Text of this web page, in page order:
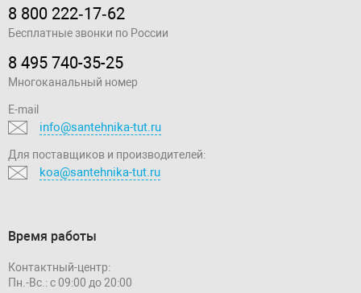
8 800 222‑17‑62
Бесплатные звонки по России
8 495 740-35-25
Многоканальный номер
E-mail
info@santehnika-tut.ru
Для поставщиков и производителей:
koa@santehnika-tut.ru
Время работы
Контактный-центр:
Пн.-Вс.: с 09:00 до 20:00